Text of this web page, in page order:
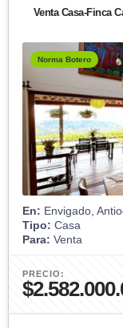
Venta Casa-Finca
Norma Botero
En: Envigado,
Tipo: Casa
Para: Venta
PRECIO: